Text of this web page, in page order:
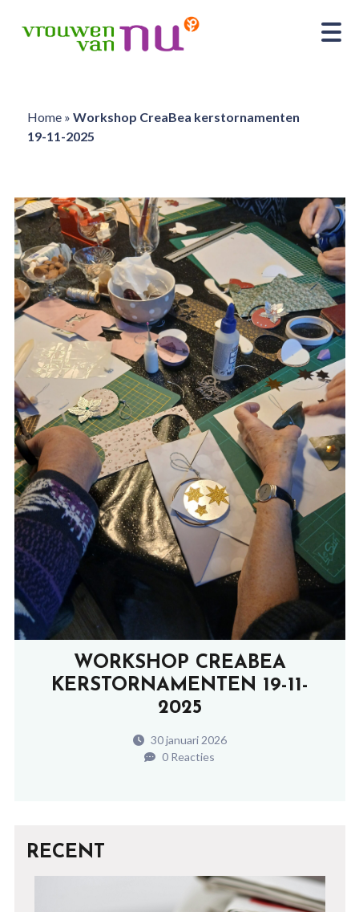
Home» Workshop CreaBea kerstornamenten
19-11-2025
WORKSHOP CREABEA
KERSTORNAMENTEN 19-11-
2025
30 januari 2026
0 Reacties
RECENT